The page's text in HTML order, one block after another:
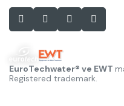
EuroTechwater® ve EWT
Registered trademark.